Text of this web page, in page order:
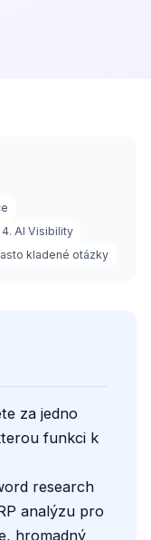
4. AI Visibility
kladené otázky
za jedno
funkci k
research
analýzu pro
hromadný